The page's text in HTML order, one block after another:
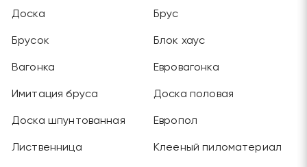
Доска Брус
Брусок Блок хаус
Вагонка Евровагонка
Имитация бруса Доска половая
Доска шпунтованная Европол
Лиственница Клееный пиломатериал